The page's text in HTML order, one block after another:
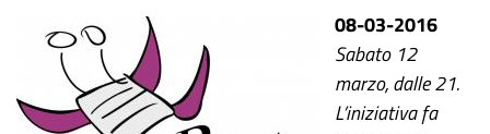
08-03-2016
Sabato 12
marzo, dalle 21.
L’iniziativa fa